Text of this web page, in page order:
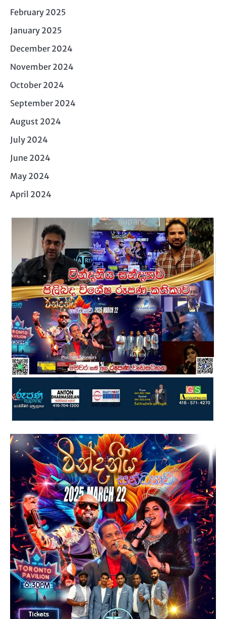
February 2025
January 2025
December 2024
November 2024
October 2024
September 2024
August 2024
July 2024
June 2024
May 2024
April 2024